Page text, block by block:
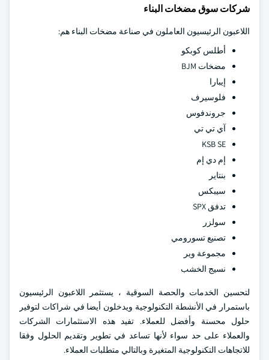
شركات سوق مضخات البناء
اللاعبون الرئيسيون العاملون في صناعة مضخات البناء هم:
أطلس كوبكو
مضخات BJM
إيبارا
فلوسيرف
جروندفوس
آي تي تي
KSB SE
إم دي إم
بنتاير
سيبكس
تدفق SPX
سولزر
تصنيع تسورومي
مجموعة وير
نسيج الخشب
لتحسين الخدمات والحصة السوقية ، يستثمر اللاعبون الرئيسيون
باستمرار في الأنشطة التكنولوجية ويدخلون أيضا في شراكات لتوفير
حلول محسنة وأفضل للعملاء. تفيد هذه الاستثمارات الشركات
والعملاء على حد سواء لأنها تساعد في تطوير وتقديم الحلول وفقا
للاتجاهات التكنولوجية المتغيرة وبالتالي متطلبات العملاء.